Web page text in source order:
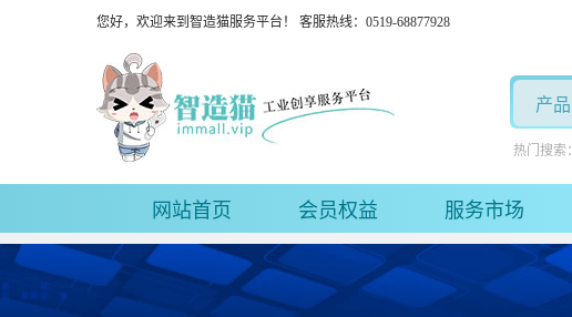
您好，欢迎来到智造猫服务平台！ 客服热线：0519-68877928
热门搜索：
网站首页 会员权益 服务市场